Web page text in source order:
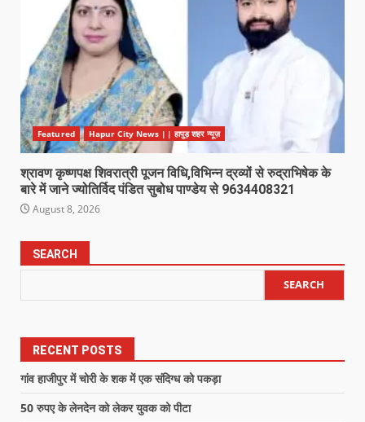
Featured Hapur City News || हापुड़ शहर न्यूज़
श्रावण कृष्णपक्ष शिवरात्री पूजन विधि,विभिन्न द्रव्यों से रुद्राभिषेक के
बारे में जाने ज्योतिर्विद पंडित सुबोध पाण्डेय से 9634408321
August 8, 2026
SEARCH
SEARCH
RECENT POSTS
गांव हाजीपुर में चोरी के शक में एक संदिग्ध को पकड़ा
50 रुपए के लेनदेन को लेकर युवक को पीटा